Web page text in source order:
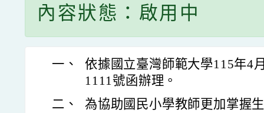
內容狀態：啟用中
一、
依據國立臺灣師範大學115年4
1111號函辦理。
二、
為協助國民小學教師更加掌握